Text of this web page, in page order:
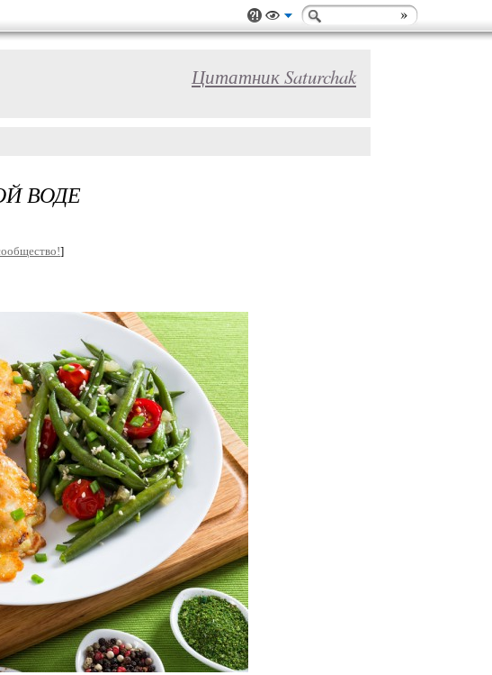
Цитатник Saturchak
ВОДЕ
]